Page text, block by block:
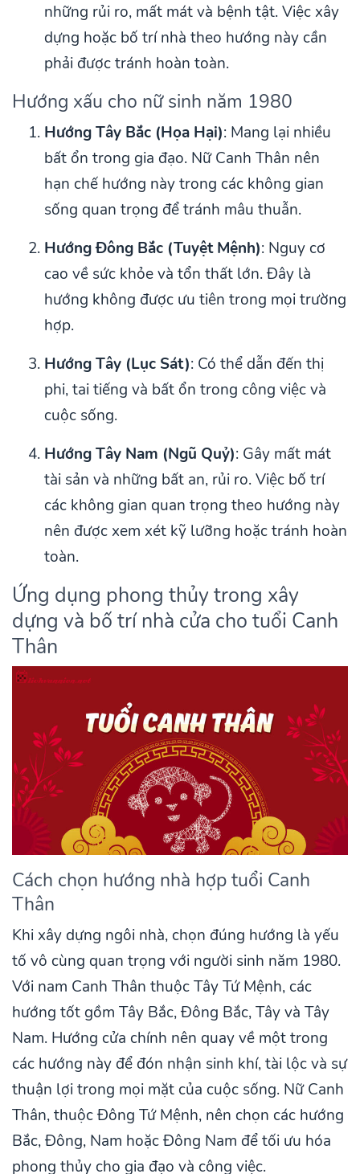
những rủi ro, mất mát và bệnh tật. Việc xây
dựng hoặc bố trí nhà theo hướng này cần
phải được tránh hoàn toàn.
Hướng xấu cho nữ sinh năm 1980
Hướng Tây Bắc (Họa Hại): Mang lại nhiều
bất ổn trong gia đạo. Nữ Canh Thân nên
hạn chế hướng này trong các không gian
sống quan trọng để tránh mâu thuẫn.
Hướng Đông Bắc (Tuyệt Mệnh): Nguy cơ
cao về sức khỏe và tổn thất lớn. Đây là
hướng không được ưu tiên trong mọi trường
hợp.
Hướng Tây (Lục Sát): Có thể dẫn đến thị
phi, tai tiếng và bất ổn trong công việc và
cuộc sống.
Hướng Tây Nam (Ngũ Quỷ): Gây mất mát
tài sản và những bất an, rủi ro. Việc bố trí
các không gian quan trọng theo hướng này
nên được xem xét kỹ lưỡng hoặc tránh hoàn
toàn.
Ứng dụng phong thủy trong xây
dựng và bố trí nhà cửa cho tuổi Canh
Thân
Cách chọn hướng nhà hợp tuổi Canh
Thân
Khi xây dựng ngôi nhà, chọn đúng hướng là yếu
tố vô cùng quan trọng với người sinh năm 1980.
Với nam Canh Thân thuộc Tây Tứ Mệnh, các
hướng tốt gồm Tây Bắc, Đông Bắc, Tây và Tây
Nam. Hướng cửa chính nên quay về một trong
các hướng này để đón nhận sinh khí, tài lộc và sự
thuận lợi trong mọi mặt của cuộc sống. Nữ Canh
Thân, thuộc Đông Tứ Mệnh, nên chọn các hướng
Bắc, Đông, Nam hoặc Đông Nam để tối ưu hóa
phong thủy cho gia đạo và công việc.